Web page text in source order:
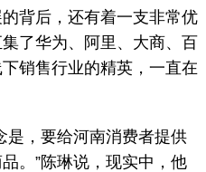
后，还有着一支非常优
了华为、阿里、大商、百
销售行业的精英，一直在
，要给河南消费者提供
。”陈琳说，现实中，他